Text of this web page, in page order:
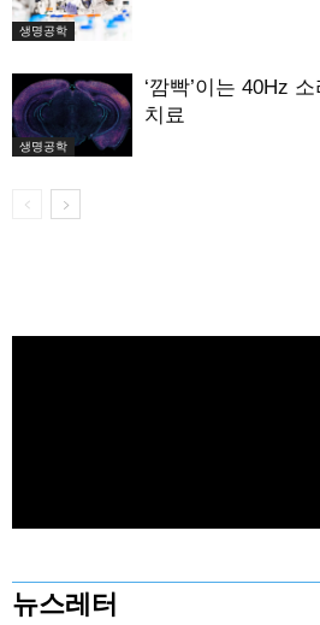
생명공학
생명공학
‘깜빡’이는 40Hz
치료
뉴스레터